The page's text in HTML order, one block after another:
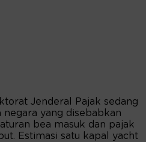
Jenderal Pajak sedang
yang disebabkan
bea masuk dan pajak
Estimasi satu kapal yacht